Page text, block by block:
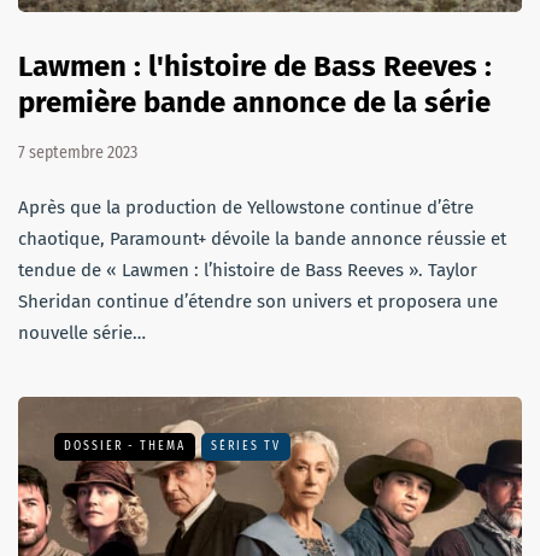
Lawmen : l'histoire de Bass Reeves :
première bande annonce de la série
7 septembre 2023
Après que la production de Yellowstone continue d’être
chaotique, Paramount+ dévoile la bande annonce réussie et
tendue de « Lawmen : l’histoire de Bass Reeves ». Taylor
Sheridan continue d’étendre son univers et proposera une
nouvelle série…
DOSSIER - THEMA SÉRIES TV